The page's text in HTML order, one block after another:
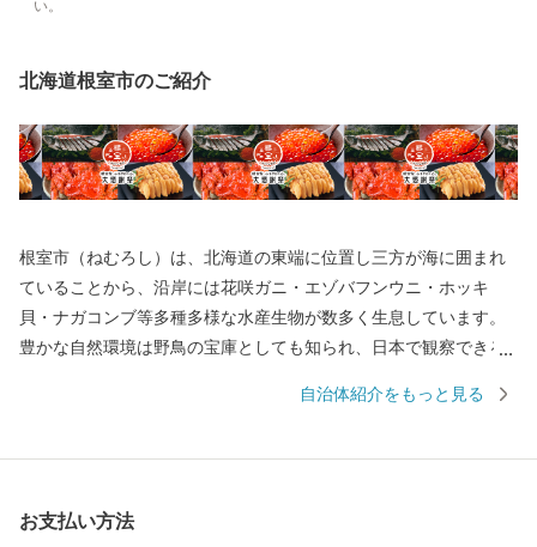
い。
北海道根室市のご紹介
根室市（ねむろし）は、北海道の東端に位置し三方が海に囲まれ
ていることから、沿岸には花咲ガニ・エゾバフンウニ・ホッキ
貝・ナガコンブ等多種多様な水産生物が数多く生息しています。
豊かな自然環境は野鳥の宝庫としても知られ、日本で観察できる
などには毎年全国各地から多くの方がバードウォッチングに訪れ
返還要求運動原点の地」として、これまで長きに渡り北方四島の
自治体紹介をもっと見る
お支払い方法